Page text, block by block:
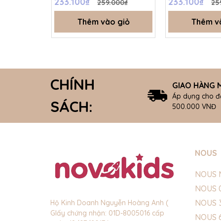
259.000₫
Thêm vào giỏ Thêm
CHÍNH
SÁCH:
GIAO HÀNG
Áp dụng cho
500.000 VNĐ
Hộ Kinh Doanh Nguyễn Hoàng Anh (
GIấy chứng nhận: 01D-8005016 cấp
NOUS
NOUS
NOUS
NOUS
NOUS